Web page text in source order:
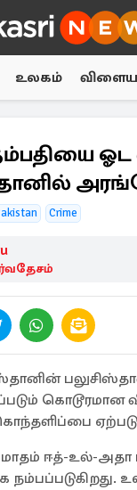
உலகம்
ஓட
Crime
கொடூரமான
மாதம் ஈத்-உல்-அதா